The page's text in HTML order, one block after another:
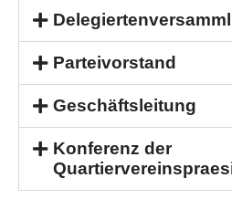
Parteivorstand
Geschäftsleitung
Konferenz der